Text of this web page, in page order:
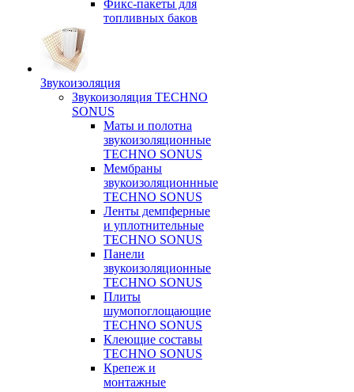
Фикс-пакеты для
топливных баков
Звукоизоляция
Звукоизоляция TECHNO
SONUS
Маты и полотна
звукоизоляционные
TECHNO SONUS
Мембраны
звукоизоляционнные
TECHNO SONUS
Ленты демпферные
и уплотнительные
TECHNO SONUS
Панели
звукоизоляционные
TECHNO SONUS
Плиты
шумопоглощающие
TECHNO SONUS
Клеющие составы
TECHNO SONUS
Крепеж и
монтажные